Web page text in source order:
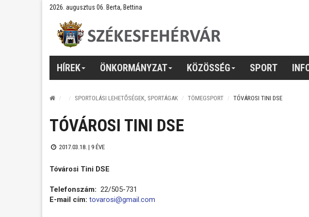
2026. augusztus 06. Berta, Bettina
HÍREK ÖNKORMÁNYZAT KÖZÖSSÉG SPORT
SPORTOLÁSI LEHETŐSÉGEK, SPORTÁGAK TÖMEGSPORT TÓVÁROSI TINI DSE
TÓVÁROSI TINI DSE
2017.03.18. | 9 ÉVE
Tóvárosi Tini DSE
Telefonszám: 22/505-731
E-mail cím: tovarosi@gmail.com